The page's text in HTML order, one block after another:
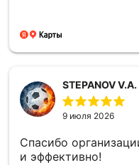
STEPANOV V.A.
9 июля 2026
Спасибо
и эффективно!